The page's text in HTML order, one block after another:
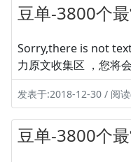
豆单-3800个
Sorry,there is not
力原文收集区 ，您将
发表于:2018-12-30 / 阅
豆单-3800个